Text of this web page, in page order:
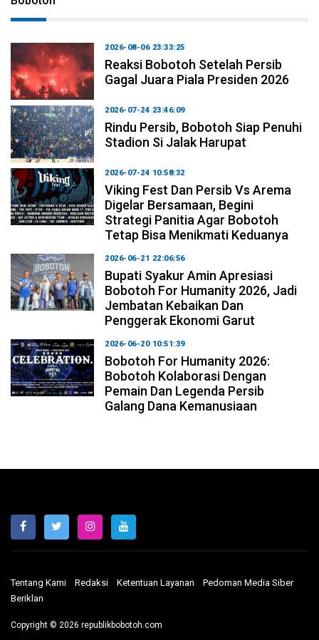
2026-08-06 23:33:25
Reaksi Bobotoh Setelah Persib
Gagal Juara Piala Presiden 2026
2026-07-24 23:46:09
Rindu Persib, Bobotoh Siap Penuhi
Stadion Si Jalak Harupat
2026-07-24 10:58:32
Viking Fest Dan Persib Vs Arema
Digelar Bersamaan, Begini
Strategi Panitia Agar Bobotoh
Tetap Bisa Menikmati Keduanya
2026-06-21 22:06:56
Bupati Syakur Amin Apresiasi
Bobotoh For Humanity 2026, Jadi
Jembatan Kebaikan Dan
Penggerak Ekonomi Garut
2026-06-20 10:51:39
Bobotoh For Humanity 2026:
Bobotoh Kolaborasi Dengan
Pemain Dan Legenda Persib
Galang Dana Kemanusiaan
Tentang Kami Redaksi Ketentuan Layanan
Pedoman Media Siber
Beriklan
Copyright © 2026 republikbobotoh.com